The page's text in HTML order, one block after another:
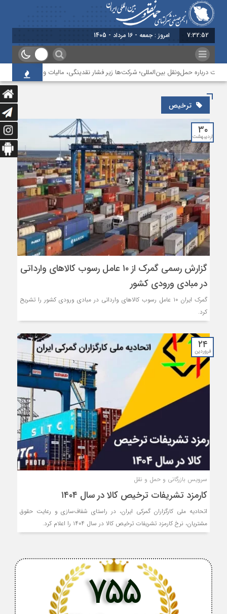
7:32:53 امروز : جمعه - 16 مرداد - 1405
درباره حمل‌ونقل بین‌المللی؛ شرکت‌ها زیر فشار نقدینگی، مالیات و افت عملیات
ترخیص
۳۰
اردیبهشت
گزارش رسمی گمرک از ۱۰ عامل رسوب کالاهای وارداتی
در مبادی ورودی کشور
گمرک ایران ۱۰ عامل رسوب کالاهای وارداتی در مبادی ورودی کشور را تشریح
کرد.
۲۴
فروردین
سرویس بازرگانی و حمل و نقل
کارمزد تشریفات ترخیص کالا در سال ۱۴۰۴
اتحادیه ملی کارگزاران گمرکی ایران، در راستای شفاف‌سازی و رعایت حقوق
مشتریان، نرخ کارمزد تشریفات ترخیص کالا در سال ۱۴۰۴ را اعلام کرد.
755